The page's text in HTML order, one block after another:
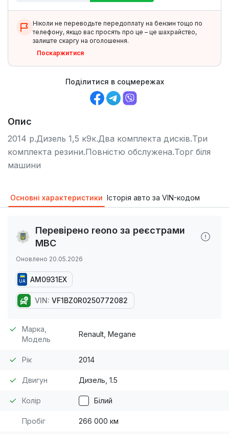
Ніколи не переводьте передоплату на бензин тощо по
телефону, якщо вас просять про це – це шахрайство,
залиште скаргу на оголошення.
Поскаржитися
Поділитися в соцмережах
Опис
2014 р.Дизель 1,5 к9к.Два комплекта дисків.Три
комплекта резини.Повністю обслужена.Торг біля
машини
Основні характеристики Історія авто за VIN-кодом
Перевірено reono за реєстрами
МВС
Оновлено 20.05.2026
UA AM0931EX
VIN: VF1BZ0R0250772082
Марка,
Модель
Renault, Megane
Рік 2014
Двигун Дизель, 1.5
Колір Білий
Пробіг 266 000 км